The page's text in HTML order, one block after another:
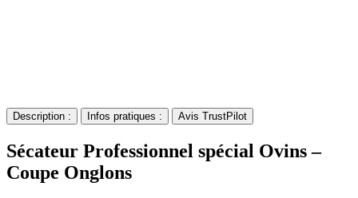
Description : Infos pratiques : Avis TrustPilot
Sécateur Professionnel spécial Ovins –
Coupe Onglons